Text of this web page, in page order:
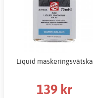
Liquid maskeringsvätska
139 kr